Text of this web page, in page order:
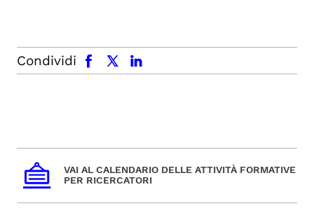
Condividi
facebook x.com linkedin
VAI AL CALENDARIO DELLE ATTIVITÀ FORMATIVE
PER RICERCATORI